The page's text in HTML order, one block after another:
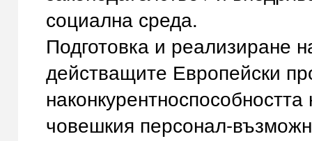
социална среда.
Подготовка и реализиране
действащите Европейски
човешкия персонал-